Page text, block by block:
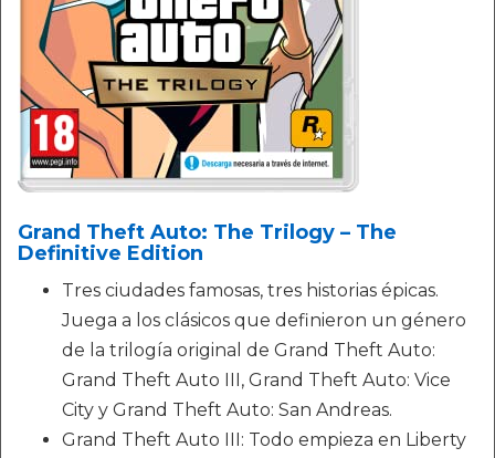
Grand Theft Auto: The Trilogy – The
Definitive Edition
Tres ciudades famosas, tres historias épicas.
Juega a los clásicos que definieron un género
de la trilogía original de Grand Theft Auto:
Grand Theft Auto III, Grand Theft Auto: Vice
City y Grand Theft Auto: San Andreas.
Grand Theft Auto III: Todo empieza en Liberty